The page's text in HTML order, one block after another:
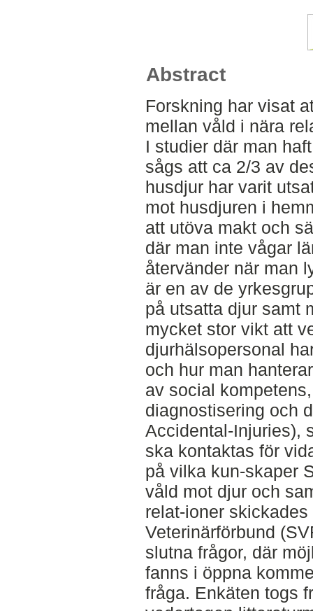
Abstract
Forskning har visat
mellan våld i nära
I studier där man
sågs att ca 2/3 av
husdjur har varit
mot husdjuren i
att utöva makt och
där man inte vågar
återvänder när man
är en av de
på utsatta djur samt
mycket stor vikt att
djurhälsopersonal
och hur man
av social
diagnostisering och
Accidental-Injuries),
ska kontaktas för
på vilka kun-skaper
våld mot djur och
relat-ioner
Veterinärförbund
slutna frågor, där
fanns i öppna
fråga. Enkäten togs